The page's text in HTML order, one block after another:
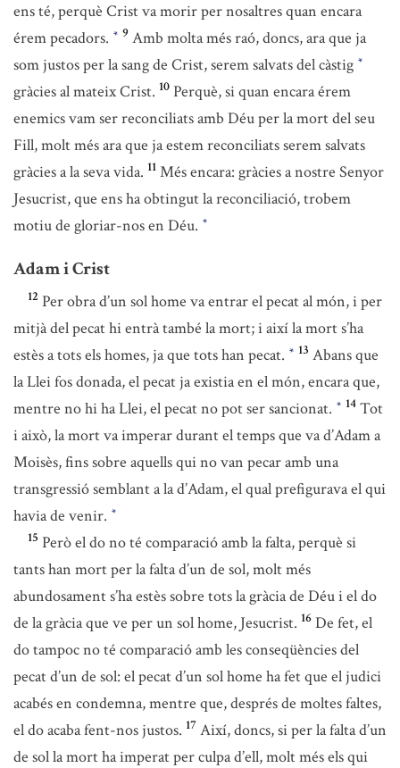
ens té, perquè Crist va morir per nosaltres quan encara
érem pecadors. * 9 Amb molta més raó, doncs, ara que ja
som justos per la sang de Crist, serem salvats del càstig *
gràcies al mateix Crist. 10 Perquè, si quan encara érem
enemics vam ser reconciliats amb Déu per la mort del seu
Fill, molt més ara que ja estem reconciliats serem salvats
gràcies a la seva vida. 11 Més encara: gràcies a nostre Senyor
Jesucrist, que ens ha obtingut la reconciliació, trobem
motiu de gloriar-nos en Déu. *
Adam i Crist
12 Per obra d’un sol home va entrar el pecat al món, i per
mitjà del pecat hi entrà també la mort; i així la mort s’ha
estès a tots els homes, ja que tots han pecat. * 13 Abans que
la Llei fos donada, el pecat ja existia en el món, encara que,
mentre no hi ha Llei, el pecat no pot ser sancionat. * 14 Tot
i això, la mort va imperar durant el temps que va d’Adam a
Moisès, fins sobre aquells qui no van pecar amb una
transgressió semblant a la d’Adam, el qual prefigurava el qui
havia de venir. *
15 Però el do no té comparació amb la falta, perquè si
tants han mort per la falta d’un de sol, molt més
abundosament s’ha estès sobre tots la gràcia de Déu i el do
de la gràcia que ve per un sol home, Jesucrist. 16 De fet, el
do tampoc no té comparació amb les conseqüències del
pecat d’un de sol: el pecat d’un sol home ha fet que el judici
acabés en condemna, mentre que, després de moltes faltes,
el do acaba fent-nos justos. 17 Així, doncs, si per la falta d’un
de sol la mort ha imperat per culpa d’ell, molt més els qui